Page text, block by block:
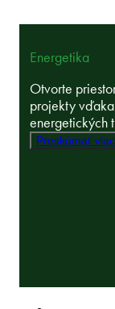
Energetika
Otvorte
projekty
energetických
Preskúmať viac